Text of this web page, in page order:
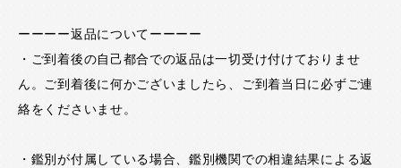
ーーーー返品についてーーーー
・ご到着後の自己都合での返品は一切受け付けておりませ
ん。ご到着後に何かございましたら、ご到着当日に必ずご連
絡をくださいませ。
・鑑別が付属している場合、鑑別機関での相違結果による返